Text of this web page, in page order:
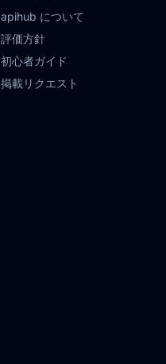
apihub について
評価方針
初心者ガイド
掲載リクエスト